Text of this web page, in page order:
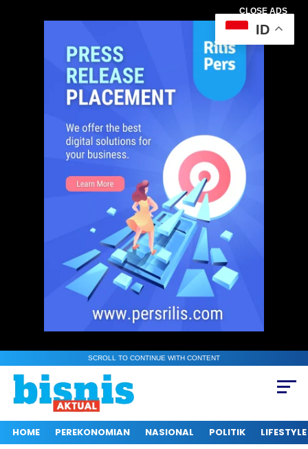
CLOSE ADS
SCROLL TO CONTINUE WITH CONTENT
HOME PEREKONOMIAN NASIONAL POLITIK LIFESTYLE
ID